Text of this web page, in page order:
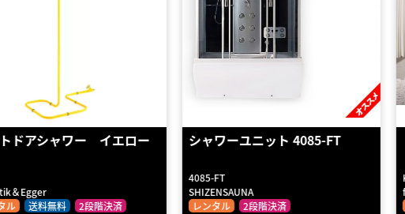
ーユニット 4085-FT
ル
2段階決済
【K-707】シャワールーム
K-707
foshan cobuild industry
レンタル
送料無料